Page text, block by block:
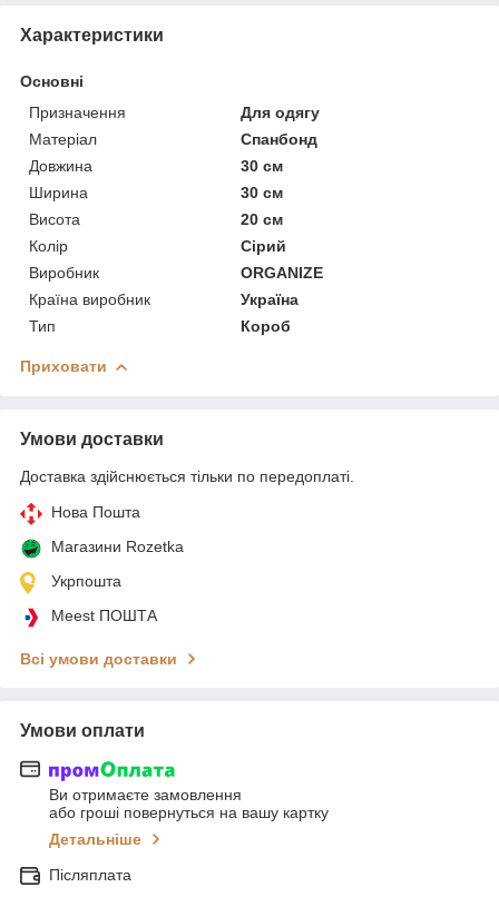
Характеристики
Основні
Призначення
Для одягу
Матеріал
Спанбонд
Довжина
30 см
Ширина
30 см
Висота
20 см
Колір
Сірий
Виробник
ORGANIZE
Країна виробник
Україна
Тип
Короб
Приховати
Умови доставки
Доставка здійснюється тільки по передоплаті.
Нова Пошта
Магазини Rozetka
Укрпошта
Meest ПОШТА
Всі умови доставки
Умови оплати
Ви отримаєте замовлення
або гроші повернуться на вашу картку
Детальніше
Післяплата